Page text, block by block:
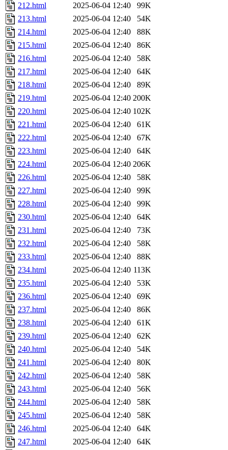
212.html
2025-06-04 12:40
99K
213.html
2025-06-04 12:40
54K
214.html
2025-06-04 12:40
88K
215.html
2025-06-04 12:40
86K
216.html
2025-06-04 12:40
58K
217.html
2025-06-04 12:40
64K
218.html
2025-06-04 12:40
89K
219.html
2025-06-04 12:40 200K
220.html
2025-06-04 12:40 102K
221.html
2025-06-04 12:40
61K
222.html
2025-06-04 12:40
67K
223.html
2025-06-04 12:40
64K
224.html
2025-06-04 12:40 206K
226.html
2025-06-04 12:40
58K
227.html
2025-06-04 12:40
99K
228.html
2025-06-04 12:40
99K
230.html
2025-06-04 12:40
64K
231.html
2025-06-04 12:40
73K
232.html
2025-06-04 12:40
58K
233.html
2025-06-04 12:40
88K
234.html
2025-06-04 12:40 113K
235.html
2025-06-04 12:40
53K
236.html
2025-06-04 12:40
69K
237.html
2025-06-04 12:40
86K
238.html
2025-06-04 12:40
61K
239.html
2025-06-04 12:40
62K
240.html
2025-06-04 12:40
54K
241.html
2025-06-04 12:40
80K
242.html
2025-06-04 12:40
58K
243.html
2025-06-04 12:40
56K
244.html
2025-06-04 12:40
58K
245.html
2025-06-04 12:40
58K
246.html
2025-06-04 12:40
64K
247.html
2025-06-04 12:40
64K